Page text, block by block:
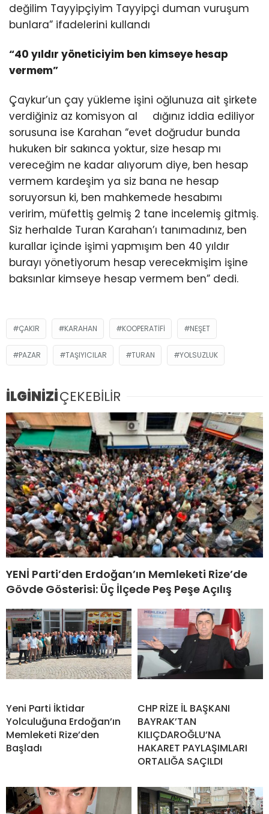
değilim Tayyipçiyim Tayyipçi duman vuruşum
bunlara” ifadelerini kullandı
“40 yıldır yöneticiyim ben kimseye hesap
vermem”
Çaykur’un çay yükleme işini oğlunuza ait şirkete
verdiğiniz az komisyon al dığınız iddia ediliyor
sorusuna ise Karahan “evet doğrudur bunda
hukuken bir sakınca yoktur, size hesap mı
vereceğim ne kadar alıyorum diye, ben hesap
vermem kardeşim ya siz bana ne hesap
soruyorsun ki, ben mahkemede hesabımı
veririm, müfettiş gelmiş 2 tane incelemiş gitmiş.
Siz herhalde Turan Karahan’ı tanımadınız, ben
kurallar içinde işimi yapmışım ben 40 yıldır
burayı yönetiyorum hesap verecekmişim işine
baksınlar kimseye hesap vermem ben” dedi.
ÇAKIR KARAHAN KOOPERATIFI NEŞET
PAZAR TAŞIYICILAR TURAN YOLSUZLUK
İLGİNİZİÇEKEBİLİR
YENİ Parti’den Erdoğan’ın Memleketi Rize’de
Gövde Gösterisi: Üç İlçede Peş Peşe Açılış
Yeni Parti İktidar
Yolculuğuna Erdoğan’ın
Memleketi Rize’den
Başladı
CHP RİZE İL BAŞKANI
BAYRAK’TAN
KILIÇDAROĞLU’NA
HAKARET PAYLAŞIMLARI
ORTALIĞA SAÇILDI